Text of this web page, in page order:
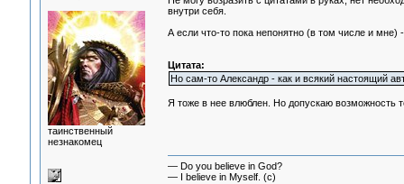
таинственный
незнакомец
внутри себя.
А если что-то пока непонятно (в том числе и мне)
Цитата:
Но сам-то Александр - как и всякий настоящий
Я тоже в нее влюблен. Но допускаю возможность
— Do you believe in God?
— I believe in Myself. (c)